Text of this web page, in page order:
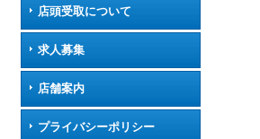
店頭受取について
求人募集
店舗案内
プライバシーポリシー